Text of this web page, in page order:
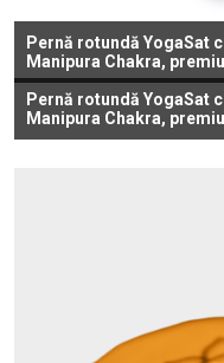
Pernă rotundă YogaSat
Manipura Chakra,
Pernă rotundă YogaSat
Manipura Chakra,